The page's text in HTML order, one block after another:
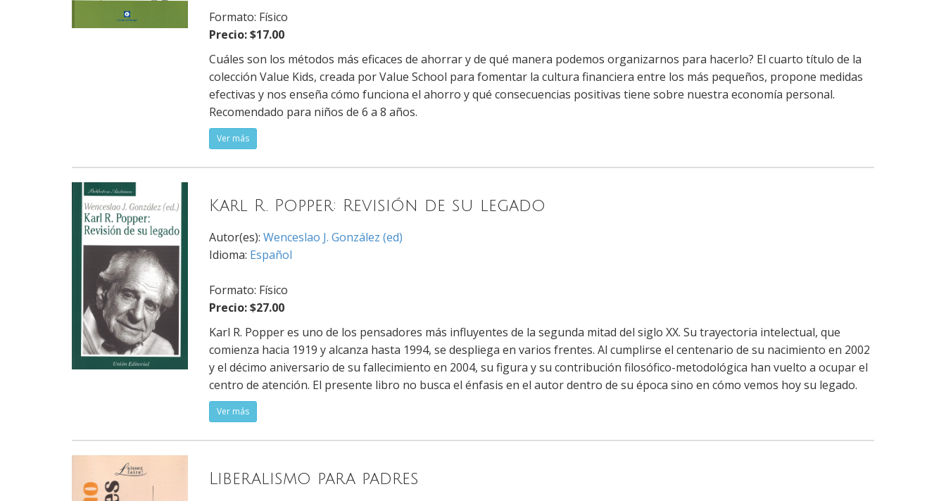
Formato: Físico
Precio: $17.00
Cuáles son los métodos más eficaces de ahorrar y de qué manera podemos organizarnos para hacerlo? El cuarto título de la
colección Value Kids, creada por Value School para fomentar la cultura financiera entre los más pequeños, propone medidas
efectivas y nos enseña cómo funciona el ahorro y qué consecuencias positivas tiene sobre nuestra economía personal.
Recomendado para niños de 6 a 8 años.
Ver más
Karl R. Popper: Revisión de su legado
Autor(es): Wenceslao J. González (ed)
Idioma: Español
Formato: Físico
Precio: $27.00
Karl R. Popper es uno de los pensadores más influyentes de la segunda mitad del siglo XX. Su trayectoria intelectual, que
comienza hacia 1919 y alcanza hasta 1994, se despliega en varios frentes. Al cumplirse el centenario de su nacimiento en 2002
y el décimo aniversario de su fallecimiento en 2004, su figura y su contribución filosófico-metodológica han vuelto a ocupar el
centro de atención. El presente libro no busca el énfasis en el autor dentro de su época sino en cómo vemos hoy su legado.
Ver más
Liberalismo para padres